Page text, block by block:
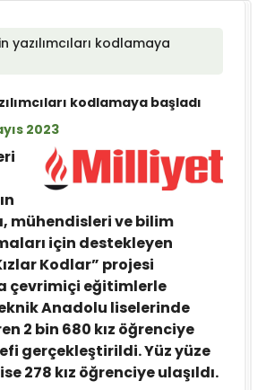
yazılımcıları kodlamaya
kodlamaya başladı
2023
mühendisleri ve bilim
için destekleyen
Kodlar” projesi
çevrimiçi eğitimlerle
Anadolu liselerinde
2 bin 680 kız öğrenciye
gerçekleştirildi. Yüz yüze
278 kız öğrenciye ulaşıldı.